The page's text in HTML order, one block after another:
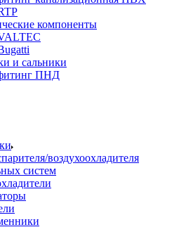
компоненты
и сальники
ПНД
воздухоохладителя
систем